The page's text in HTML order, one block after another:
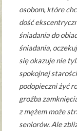
osobom, które
dość
śniadania do
śniadania,
się okazuje nie
spokojnej
podopieczni żyć
groźba
z mężem może
seniorów. Ale